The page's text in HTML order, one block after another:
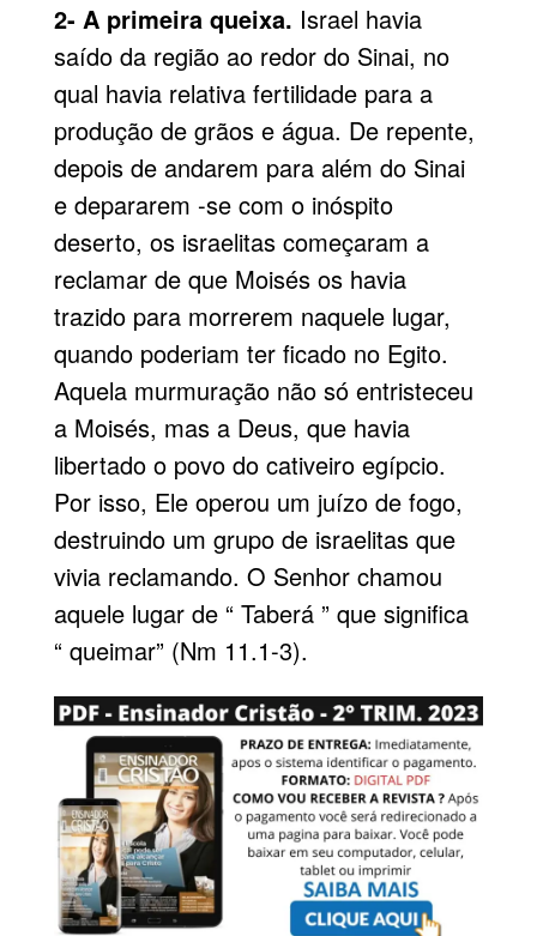
2- A primeira queixa. Israel havia
saído da região ao redor do Sinai, no
qual havia relativa fertilidade para a
produção de grãos e água. De repente,
depois de andarem para além do Sinai
e depararem -se com o inóspito
deserto, os israelitas começaram a
reclamar de que Moisés os havia
trazido para morrerem naquele lugar,
quando poderiam ter ficado no Egito.
Aquela murmuração não só entristeceu
a Moisés, mas a Deus, que havia
libertado o povo do cativeiro egípcio.
Por isso, Ele operou um juízo de fogo,
destruindo um grupo de israelitas que
vivia reclamando. O Senhor chamou
aquele lugar de “ Taberá ” que significa
“ queimar” (Nm 11.1-3).